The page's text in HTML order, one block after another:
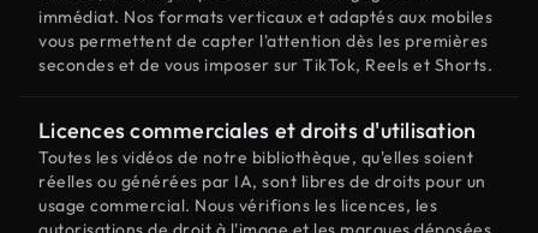
immédiat. Nos formats verticaux et adaptés aux mobiles
vous permettent de capter l'attention dès les premières
secondes et de vous imposer sur TikTok, Reels et Shorts.
Licences commerciales et droits d'utilisation
Toutes les vidéos de notre bibliothèque, qu'elles soient
réelles ou générées par IA, sont libres de droits pour un
usage commercial. Nous vérifions les licences, les